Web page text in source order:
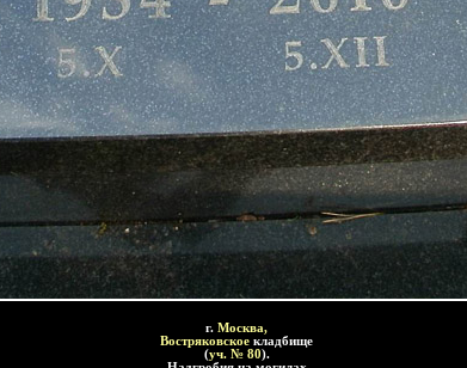
г. Москва,
Востряковское кладбище
(уч. № 80).